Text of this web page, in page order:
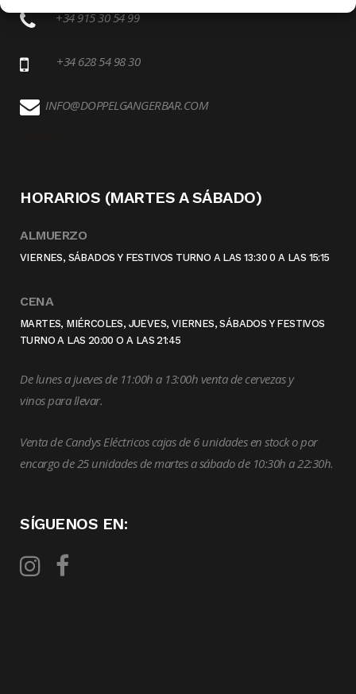
+34 915 30 54 99
+34 628 54 98 30
INFO@DOPPELGANGERBAR.COM
HORARIOS (MARTES A SÁBADO)
ALMUERZO
VIERNES, SÁBADOS Y FESTIVOS TURNO A LAS 13:30 0 A LAS 15:15
CENA
MARTES, MIÉRCOLES, JUEVES, VIERNES, SÁBADOS Y FESTIVOS
TURNO A LAS 20:00 O A LAS 21:45
De lunes a jueves de 11:00h a 13:00h venta de cervezas y
vinos para llevar.
Venta de Candys Eléctricos cajas de 6 unidades en stock o por
encargo de 25 unidades de martes a sábado de 10:30h a 22:30h.
SÍGUENOS EN: